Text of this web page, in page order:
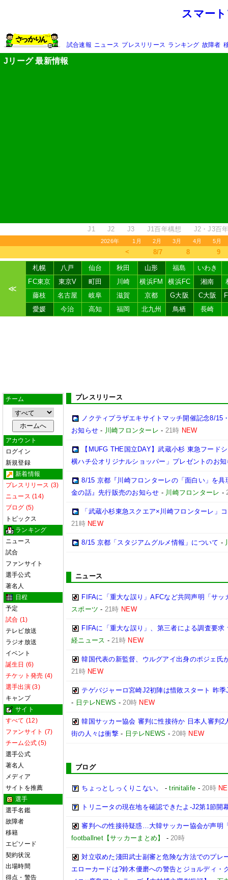
スマー
試合速報 ニュース プレスリリース ランキング 故障者
Jリーグ 最新情報
J1 J2 J3 J1百年構想 J2・J3百
2026年 1月 2月 3月 4月 5月
＜ 8/7 8 9
≪
札幌 八戸 仙台 秋田 山形 福島
いわき
FC東京
東京V 町田 川崎 横浜FM 横浜FC 湘南
藤枝
名古屋 岐阜 滋賀 京都 G大阪 C大阪
愛媛
今治 高知 福岡 北九州 鳥栖 長崎
チーム
アカウント
ログイン
新規登録
新着情報
プレスリリース (3)
ニュース (14)
ブログ (5)
トピックス
ランキング
ニュース
試合
ファンサイト
選手公式
著名人
日程
予定
試合 (1)
テレビ放送
ラジオ放送
イベント
誕生日 (6)
チケット発売 (4)
選手出演 (3)
キャンプ
サイト
すべて (12)
ファンサイト (7)
チーム公式 (5)
選手公式
著名人
メディア
サイトを推薦
選手
選手名鑑
故障者
移籍
エピソード
契約状況
出場時間
得点・警告
プレスリリース
ノクティプラザエキサイトマッチ開催記念8/
お知らせ - 川崎フロンターレ - 21時 NEW
【MUFG THE国立DAY】武蔵小杉 東急フード
横ハチ公オリジナルショッパー」プレゼントのお知
8/15 京都『川崎フロンターレの「面白い」を
金の話』先行販売のお知らせ - 川崎フロンターレ -
「武蔵小杉東急スクエア×川崎フロンターレ」
21時 NEW
8/15 京都「スタジアムグルメ情報」について -
ニュース
FIFAに「重大な誤り」AFCなど共同声明「サ
スポーツ - 21時 NEW
FIFAに「重大な誤り」、第三者による調査要
経ニュース -21時 NEW
韓国代表の新監督、ウルグアイ出身のポジェ氏
21時 NEW
テゲバジャーロ宮崎J2初陣は惜敗スタート 昨
- 日テレNEWS -20時 NEW
韓国サッカー協会 審判に性接待か 日本人審判
街の人々は衝撃- 日テレNEWS -20時 NEW
ブログ
ちょっとしっくりこない。 -trinitalife -20時
トリニータの現在地を確認できたよ-J2第1節開
審判への性接待疑惑…大韓サッカー協会が声明
footballnet【サッカーまとめ】
-20時
対立収めた淺田武士副審と危険な方法でのプレ
エローカードは?鈴木優磨への警告とジョルディ